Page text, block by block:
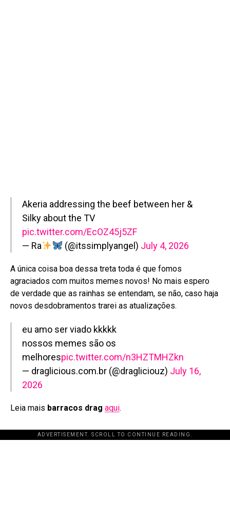
Akeria addressing the beef between her &
Silky about the TV
pic.twitter.com/EcOZ45j5ZF
— Ra
(@itssimplyangel) July 4, 2026
A única coisa boa dessa treta toda é que fomos
agraciados com muitos memes novos! No mais espero
de verdade que as rainhas se entendam, se não, caso haja
novos desdobramentos trarei as atualizações.
eu amo ser viado kkkkk
nossos memes são os
melhorespic.twitter.com/n3HZTMHZkn
— draglicious.com.br (@dragliciouz) July 16,
2026
Leia mais barracos drag aqui.
ADVERTISEMENT. SCROLL TO CONTINUE READING.